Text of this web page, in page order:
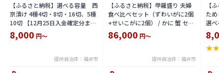
【ふるさと納税】選べる容量 西
京漬け 4種4切・8切・16切、5種
10切 【12月25日入金確定分まで
「年内発送」「年内配送」「年内
お届け」】/ レンジで温めるだけ
8,000 円～
提供自治体：福井市
【ふるさと納税】甲羅盛り 夫婦
食べ比べセット（ずわいがに2個
+せいこがに2個） / かに 蟹 セイ
コ ずわい ズワイ 内子 外子 国産
冷凍 冬 冬の味覚 珍味 グルメ 国
86,000 円～
提供自治体：福井市
【
た
選
鯖
用
テラ
★